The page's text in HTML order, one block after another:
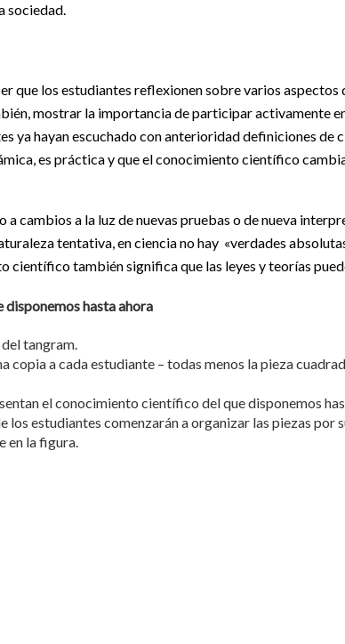
sociedad.
que los estudiantes reflexionen sobre varios aspectos
mostrar la importancia de participar activamente
ya hayan escuchado con anterioridad definiciones de
es práctica y que el conocimiento científico
cambios a la luz de nuevas pruebas o de nueva
tentativa, en ciencia no hay «verdades
científico también significa que las leyes y teorías
hasta ahora
tangram.
copia a cada estudiante – todas menos la pieza
el conocimiento científico del que disponemos
los estudiantes comenzarán a organizar las piezas por
en la figura.